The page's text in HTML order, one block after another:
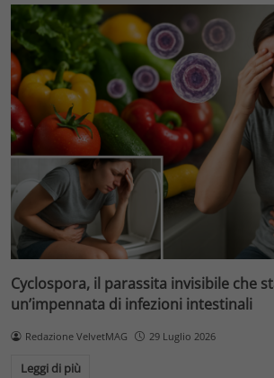
Cyclospora, il parassita invisibile che
un’impennata di infezioni intestinali
Redazione VelvetMAG 29 Luglio 2026
Leggi di più